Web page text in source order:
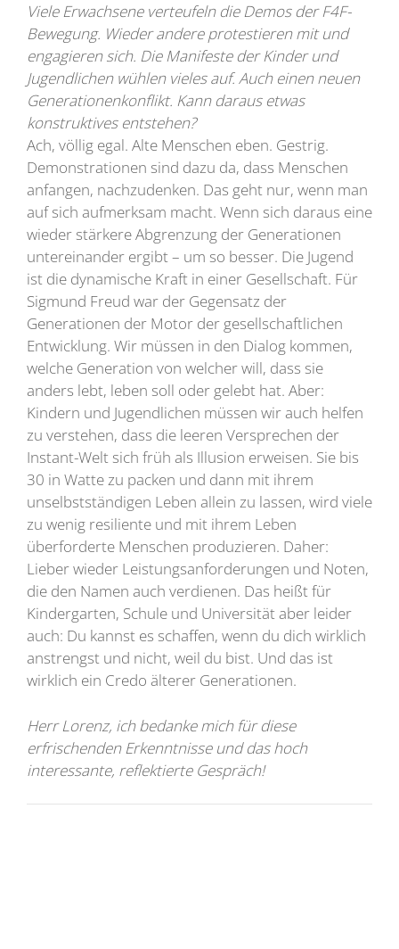
Viele Erwachsene verteufeln die Demos der F4F-
Bewegung. Wieder andere protestieren mit und
engagieren sich. Die Manifeste der Kinder und
Jugendlichen wühlen vieles auf. Auch einen neuen
Generationenkonflikt. Kann daraus etwas
konstruktives entstehen?
Ach, völlig egal. Alte Menschen eben. Gestrig.
Demonstrationen sind dazu da, dass Menschen
anfangen, nachzudenken. Das geht nur, wenn man
auf sich aufmerksam macht. Wenn sich daraus eine
wieder stärkere Abgrenzung der Generationen
untereinander ergibt – um so besser. Die Jugend
ist die dynamische Kraft in einer Gesellschaft. Für
Sigmund Freud war der Gegensatz der
Generationen der Motor der gesellschaftlichen
Entwicklung. Wir müssen in den Dialog kommen,
welche Generation von welcher will, dass sie
anders lebt, leben soll oder gelebt hat. Aber:
Kindern und Jugendlichen müssen wir auch helfen
zu verstehen, dass die leeren Versprechen der
Instant-Welt sich früh als Illusion erweisen. Sie bis
30 in Watte zu packen und dann mit ihrem
unselbstständigen Leben allein zu lassen, wird viele
zu wenig resiliente und mit ihrem Leben
überforderte Menschen produzieren. Daher:
Lieber wieder Leistungsanforderungen und Noten,
die den Namen auch verdienen. Das heißt für
Kindergarten, Schule und Universität aber leider
auch: Du kannst es schaffen, wenn du dich wirklich
anstrengst und nicht, weil du bist. Und das ist
wirklich ein Credo älterer Generationen.
Herr Lorenz, ich bedanke mich für diese
erfrischenden Erkenntnisse und das hoch
interessante, reflektierte Gespräch!